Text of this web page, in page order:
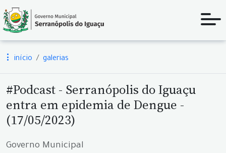
início galerias
#Podcast - Serranópolis do Iguaçu
entra em epidemia de Dengue -
(17/05/2023)
Governo Municipal